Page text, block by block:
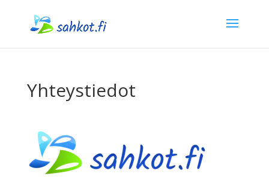
Yhteystiedot